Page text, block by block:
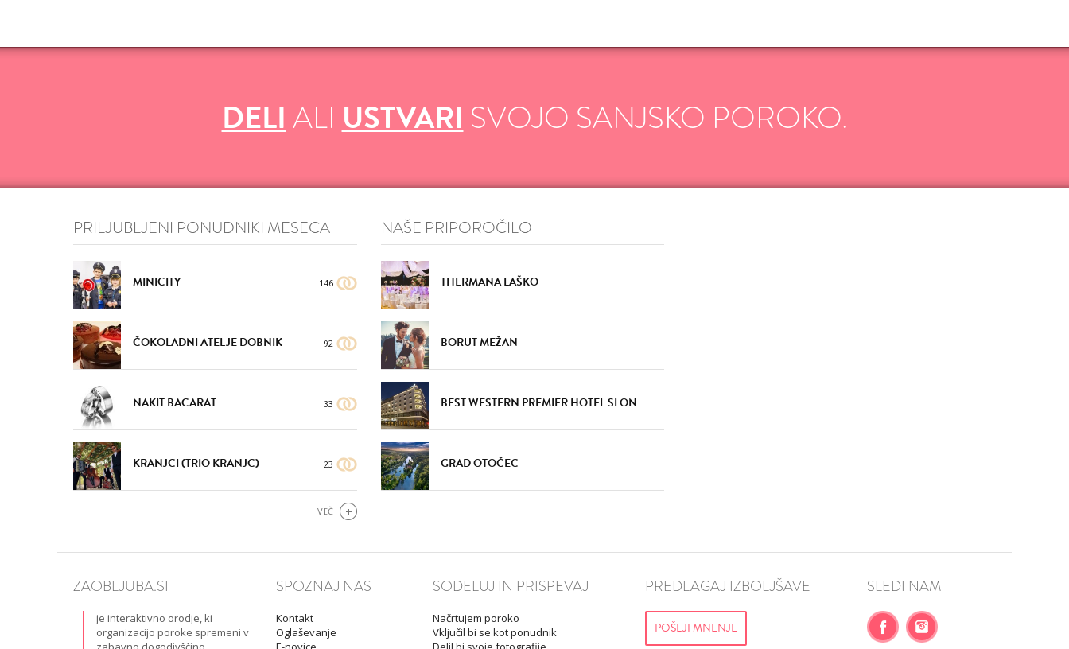
DODAJ
VŠEČNO (6) DODAJ
VŠEČNO (4)
DELIALIUSTVARISVOJO SANJSKO POROKO.
PRILJUBLJENI PONUDNIKI MESECA
MINICITY 146
ČOKOLADNI ATELJE DOBNIK 92
NAKIT BACARAT 33
KRANJCI (TRIO KRANJC) 23
VEČ
NAŠE PRIPOROČILO
THERMANA LAŠKO
BORUT MEŽAN
BEST WESTERN PREMIER HOTEL SLON
GRAD OTOČEC
ZAOBLJUBA.SI
je interaktivno orodje, ki
organizacijo poroke spremeni v
SPOZNAJ NAS
Kontakt
Oglaševanje
SODELUJ IN PRISPEVAJ
Načrtujem poroko
Vključil bi se kot ponudnik
PREDLAGAJ IZBOLJŠAVE
POŠLJI MNENJE
SLEDI NAM